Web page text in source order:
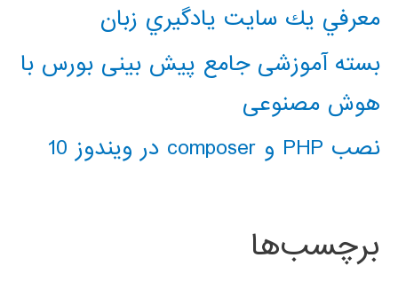
معرفي يك سايت يادگيري زبان
بسته آموزشی جامع پیش بینی بورس با
هوش مصنوعی
نصب PHP و composer در ویندوز 10
برچسب‌ها